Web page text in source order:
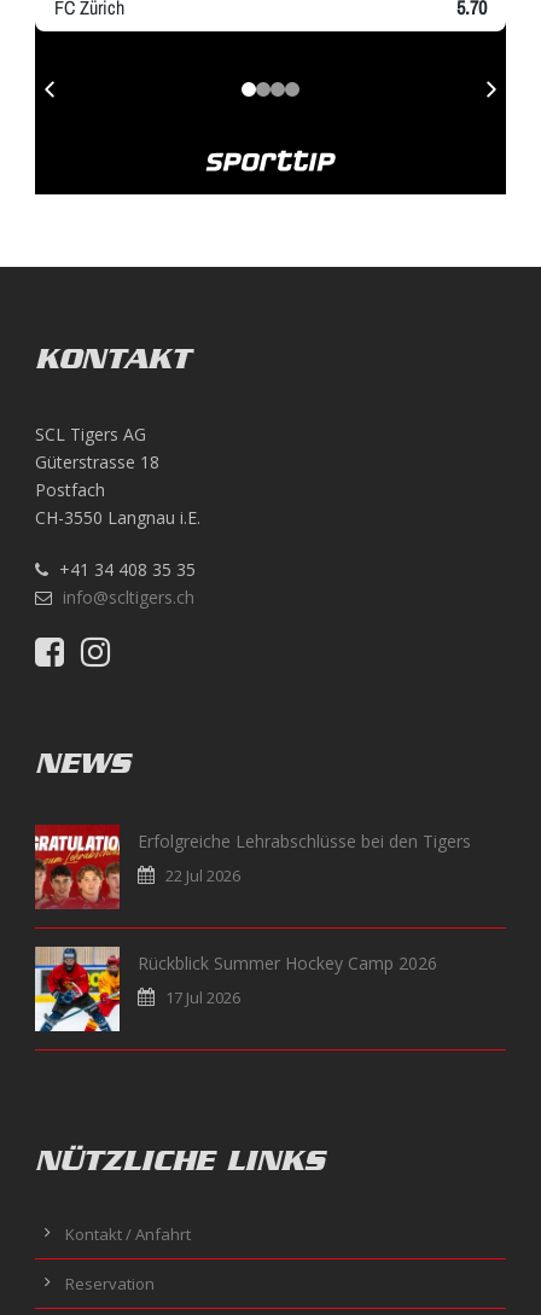
KONTAKT
SCL Tigers AG
Güterstrasse 18
Postfach
CH-3550 Langnau i.E.
+41 34 408 35 35
info@scltigers.ch
NEWS
Erfolgreiche Lehrabschlüsse bei den Tigers
22 Jul 2026
Rückblick Summer Hockey Camp 2026
17 Jul 2026
NÜTZLICHE LINKS
Kontakt / Anfahrt
Reservation